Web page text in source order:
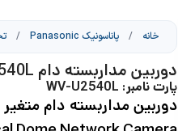
خانه / پاناسونیک Panasonic /
دوربین مداربسته دام WV-U2540L
پارت نامبر: WV-U2540L